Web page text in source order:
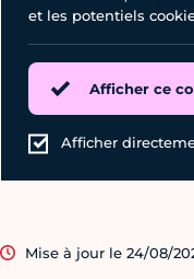
et les potentiels
Afficher ce
Afficher
Mise à jour le 24/08/